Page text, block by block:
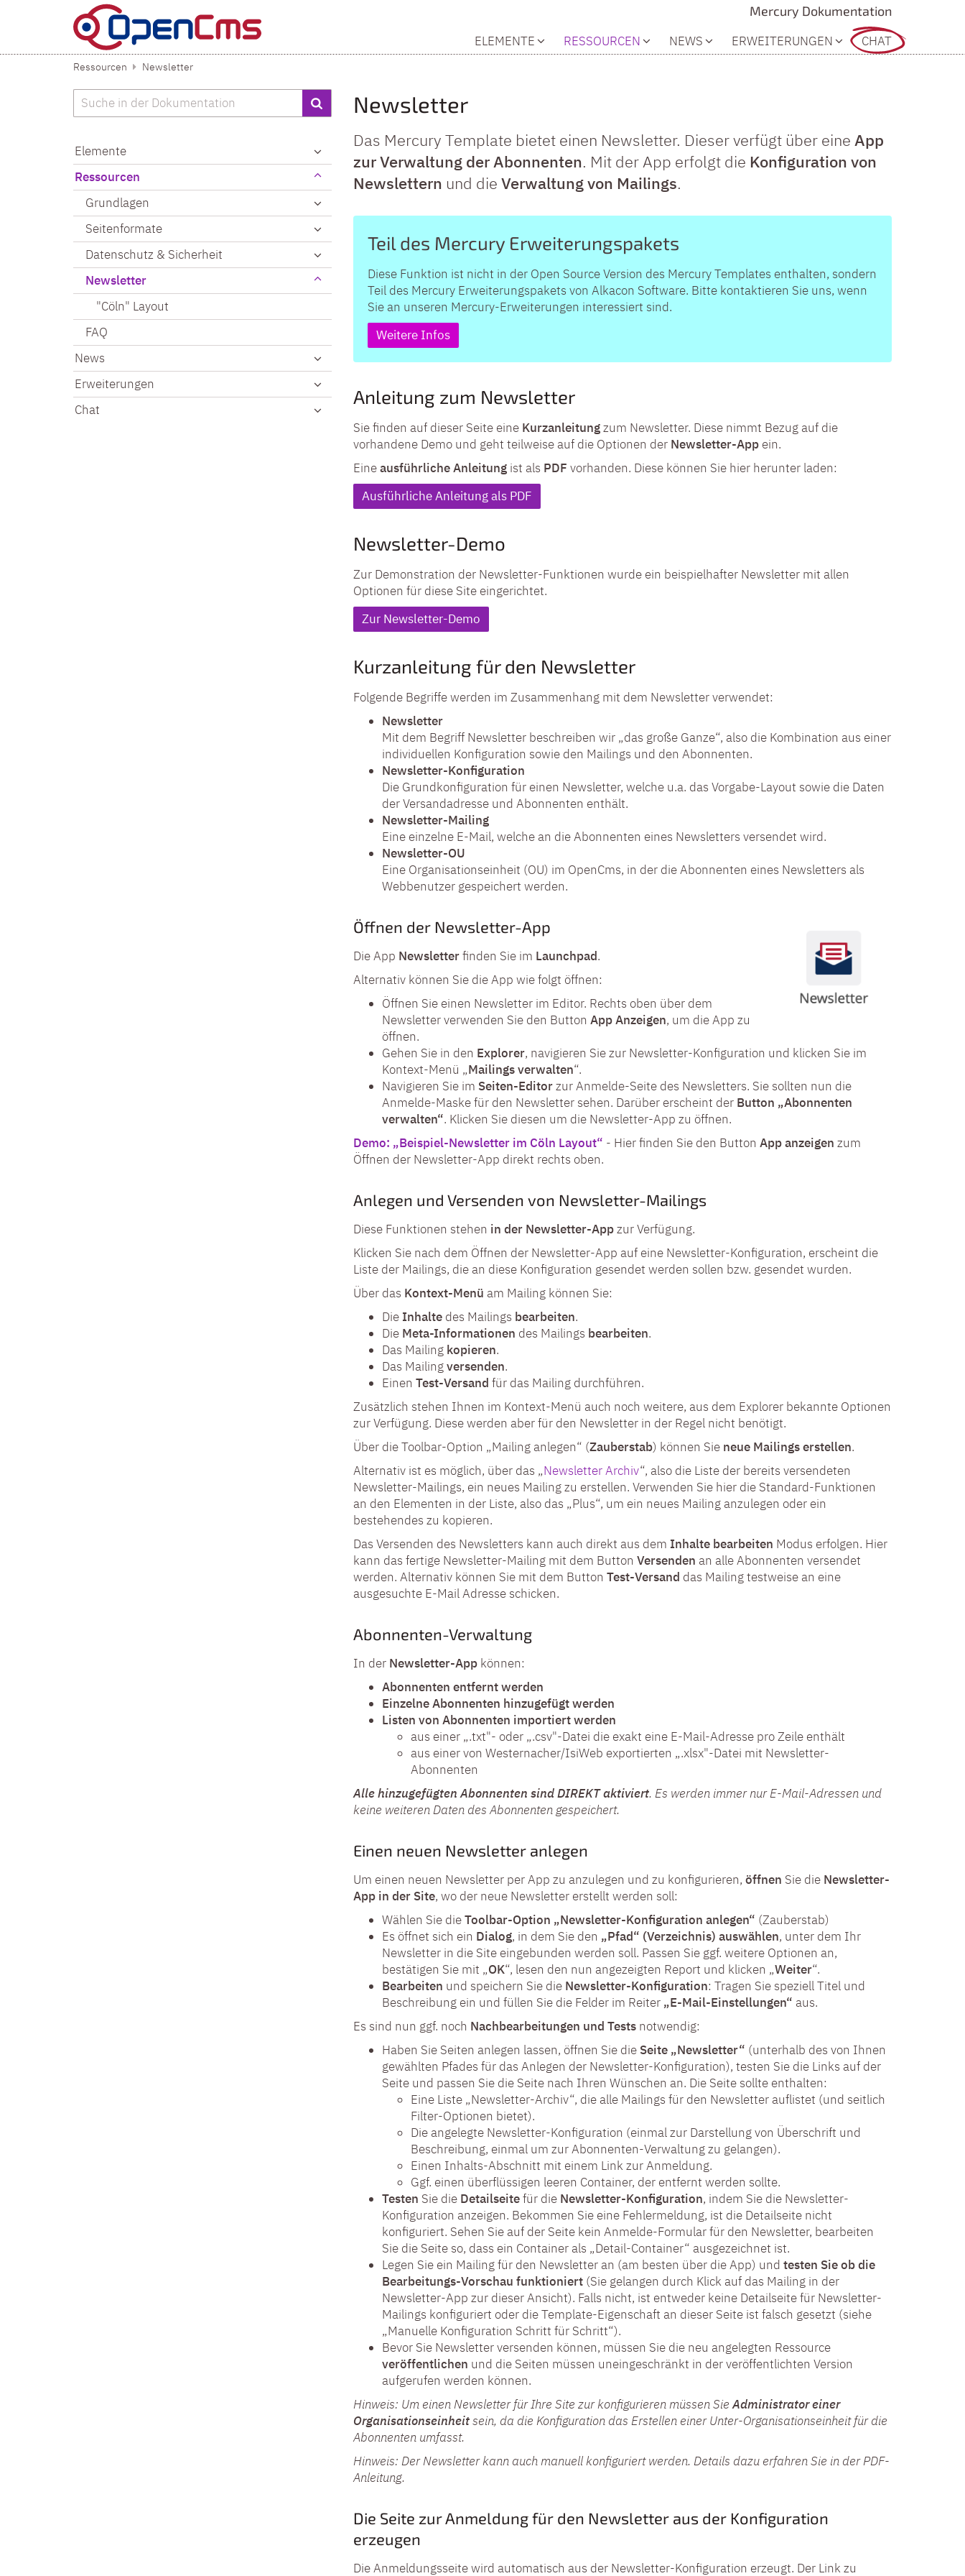
Zum Inhalt springen
Mercury Dokumentation
ELEMENTE
RESSOURCEN NEWS ERWEITERUNGEN CHAT
Ressourcen Newsletter
Newsletter
Das Mercury Template bietet einen Newsletter. Dieser verfügt über eine App
zur Verwaltung der Abonnenten. Mit der App erfolgt die Konfiguration von
Newslettern und die Verwaltung von Mailings.
Teil des Mercury Erweiterungspakets
Diese Funktion ist nicht in der Open Source Version des Mercury Templates enthalten, sondern
Teil des Mercury Erweiterungspakets von Alkacon Software. Bitte kontaktieren Sie uns, wenn
Sie an unseren Mercury-Erweiterungen interessiert sind.
Weitere Infos
Anleitung zum Newsletter
Sie finden auf dieser Seite eine Kurzanleitungzum Newsletter. Diese nimmt Bezug auf die
vorhandene Demo und geht teilweise auf die Optionen der Newsletter-App ein.
Eineausführliche Anleitung ist als PDF vorhanden. Diese können Sie hier herunter laden:
Ausführliche Anleitung als PDF
Newsletter-Demo
Zur Demonstration der Newsletter-Funktionen wurde ein beispielhafter Newsletter mit allen
Optionen für diese Site eingerichtet.
Zur Newsletter-Demo
Kurzanleitung für den Newsletter
Folgende Begriffe werden im Zusammenhang mit dem Newsletter verwendet:
Newsletter
Mit dem Begriff Newsletter beschreiben wir „das große Ganze“, also die Kombination aus einer
individuellen Konfiguration sowie den Mailings und den Abonnenten.
Newsletter-Konfiguration
Die Grundkonfiguration für einen Newsletter, welche u.a. das Vorgabe-Layout sowie die Daten
der Versandadresse und Abonnenten enthält.
Newsletter-Mailing
Eine einzelne E-Mail, welche an die Abonnenten eines Newsletters versendet wird.
Newsletter-OU
Eine Organisationseinheit (OU) im OpenCms, in der die Abonnenten eines Newsletters als
Webbenutzer gespeichert werden.
Öffnen der Newsletter-App
Die App Newsletterfinden Sie im Launchpad.
Alternativ können Sie die App wie folgt öffnen:
Öffnen Sie einen Newsletter im Editor. Rechts oben über dem
Newsletter verwenden Sie den Button App Anzeigen, um die App zu
öffnen.
Gehen Sie in den Explorer, navigieren Sie zur Newsletter-Konfiguration und klicken Sie im
Kontext-Menü „Mailings verwalten“.
Navigieren Sie im Seiten-Editorzur Anmelde-Seite des Newsletters. Sie sollten nun die
Anmelde-Maske für den Newsletter sehen. Darüber erscheint der Button „Abonnenten
verwalten“. Klicken Sie diesen um die Newsletter-App zu öffnen.
Demo: „Beispiel-Newsletter im Cöln Layout“ - Hier finden Sie den Button App anzeigen zum
Öffnen der Newsletter-App direkt rechts oben.
Anlegen und Versenden von Newsletter-Mailings
Diese Funktionen stehen in der Newsletter-Appzur Verfügung.
Klicken Sie nach dem Öffnen der Newsletter-App auf eine Newsletter-Konfiguration, erscheint die
Liste der Mailings, die an diese Konfiguration gesendet werden sollen bzw. gesendet wurden.
Über das Kontext-Menü am Mailing können Sie:
Die Inhalte des Mailings bearbeiten.
Die Meta-Informationen des Mailings bearbeiten.
Das Mailing kopieren.
Das Mailingversenden.
Einen Test-Versand für das Mailing durchführen.
Zusätzlich stehen Ihnen im Kontext-Menü auch noch weitere, aus dem Explorer bekannte Optionen
zur Verfügung. Diese werden aber für den Newsletter in der Regel nicht benötigt.
Über die Toolbar-Option „Mailing anlegen“ (Zauberstab) können Sie neue Mailings erstellen.
Alternativ ist es möglich, über das „Newsletter Archiv“, also die Liste der bereits versendeten
Newsletter-Mailings, ein neues Mailing zu erstellen. Verwenden Sie hier die Standard-Funktionen
an den Elementen in der Liste, also das „Plus“, um ein neues Mailing anzulegen oder ein
bestehendes zu kopieren.
Das Versenden des Newsletters kann auch direkt aus dem Inhalte bearbeiten Modus erfolgen. Hier
kann das fertige Newsletter-Mailing mit dem Button Versenden an alle Abonnenten versendet
werden. Alternativ können Sie mit dem Button Test-Versand das Mailing testweise an eine
ausgesuchte E-Mail Adresse schicken.
Abonnenten-Verwaltung
In der Newsletter-App können:
Abonnenten entfernt werden
Einzelne Abonnenten hinzugefügt werden
Listen von Abonnenten importiert werden
aus einer „.txt"- oder „.csv"-Datei die exakt eine E-Mail-Adresse pro Zeile enthält
aus einer von Westernacher/IsiWeb exportierten „.xlsx"-Datei mit Newsletter-
Abonnenten
Alle hinzugefügten Abonnenten sind DIREKT aktiviert. Es werden immer nur E-Mail-Adressen und
keine weiteren Daten des Abonnenten gespeichert.
Einen neuen Newsletter anlegen
Um einen neuen Newsletter per App zu anzulegen und zu konfigurieren, öffnen Sie die Newsletter-
App in der Site, wo der neue Newsletter erstellt werden soll:
Wählen Sie dieToolbar-Option „Newsletter-Konfiguration anlegen“ (Zauberstab)
Es öffnet sich ein Dialog, in dem Sie den „Pfad“ (Verzeichnis) auswählen, unter dem Ihr
Newsletter in die Site eingebunden werden soll. Passen Sie ggf. weitere Optionen an,
bestätigen Sie mit „OK“, lesen den nun angezeigten Report und klicken „Weiter“.
Bearbeiten und speichern Sie die Newsletter-Konfiguration: Tragen Sie speziell Titel und
Beschreibung ein und füllen Sie die Felder im Reiter „E-Mail-Einstellungen“ aus.
Es sind nun ggf. noch Nachbearbeitungen und Tests notwendig:
Haben Sie Seiten anlegen lassen, öffnen Sie die Seite „Newsletter“ (unterhalb des von Ihnen
gewählten Pfades für das Anlegen der Newsletter-Konfiguration), testen Sie die Links auf der
Seite und passen Sie die Seite nach Ihren Wünschen an. Die Seite sollte enthalten:
Eine Liste „Newsletter-Archiv“, die alle Mailings für den Newsletter auflistet (und seitlich
Filter-Optionen bietet).
Die angelegte Newsletter-Konfiguration (einmal zur Darstellung von Überschrift und
Beschreibung, einmal um zur Abonnenten-Verwaltung zu gelangen).
Einen Inhalts-Abschnitt mit einem Link zur Anmeldung.
Ggf. einen überflüssigen leeren Container, der entfernt werden sollte.
Testen Sie die Detailseitefür die Newsletter-Konfiguration, indem Sie die Newsletter-
Konfiguration anzeigen. Bekommen Sie eine Fehlermeldung, ist die Detailseite nicht
konfiguriert. Sehen Sie auf der Seite kein Anmelde-Formular für den Newsletter, bearbeiten
Sie die Seite so, dass ein Container als „Detail-Container“ ausgezeichnet ist.
Legen Sie ein Mailing für den Newsletter an (am besten über die App) und testen Sie ob die
Bearbeitungs-Vorschau funktioniert (Sie gelangen durch Klick auf das Mailing in der
Newsletter-App zur dieser Ansicht). Falls nicht, ist entweder keine Detailseite für Newsletter-
Mailings konfiguriert oder die Template-Eigenschaft an dieser Seite ist falsch gesetzt (siehe
„Manuelle Konfiguration Schritt für Schritt“).
Bevor Sie Newsletter versenden können, müssen Sie die neu angelegten Ressource
veröffentlichen und die Seiten müssen uneingeschränkt in der veröffentlichten Version
aufgerufen werden können.
Hinweis: Um einen Newsletter für Ihre Site zur konfigurieren müssen SieAdministrator einer
Organisationseinheitsein, da die Konfiguration das Erstellen einer Unter-Organisationseinheit für die
Abonnenten umfasst.
Hinweis: Der Newsletter kann auch manuell konfiguriert werden. Details dazu erfahren Sie in der PDF-
Anleitung.
Die Seite zur Anmeldung für den Newsletter aus der Konfiguration
erzeugen
Die Anmeldungsseite wird automatisch aus der Newsletter-Konfiguration erzeugt. Der Link zu
Suche
Elemente
Ressourcen
Grundlagen
Seitenformate
Datenschutz & Sicherheit
Newsletter
"Cöln" Layout
FAQ
News
Erweiterungen
Chat